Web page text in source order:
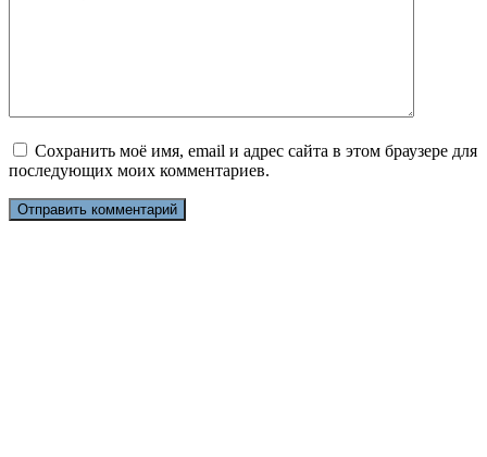
Сохранить моё имя, email и адрес сайта в этом браузере для
последующих моих комментариев.